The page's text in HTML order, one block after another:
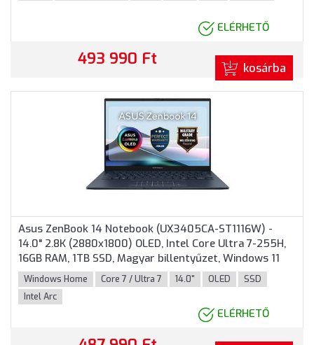
ELÉRHETŐ
493 990 Ft kosárba
Asus ZenBook 14 Notebook (UX3405CA-ST1116W) -
14.0" 2.8K (2880x1800) OLED, Intel Core Ultra 7-255H,
16GB RAM, 1TB SSD, Magyar billentyűzet, Windows 11
Home, 3 év garancia, Kék színben
Windows Home Core 7 / Ultra 7 14.0" OLED
SSD
Intel Arc
ELÉRHETŐ